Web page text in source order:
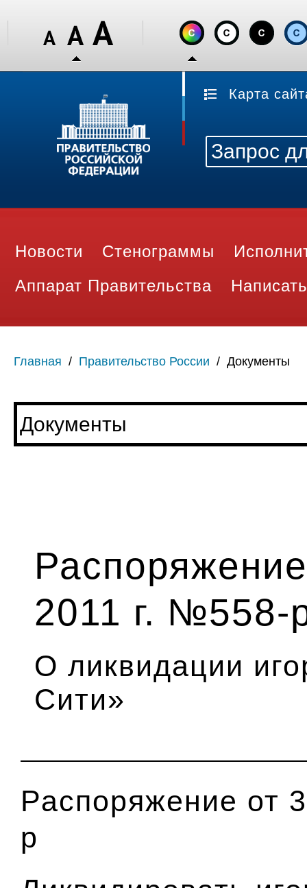
Карта
Новости Стенограммы
Аппарат Правительства
Главная / Правительство России / Документы
2011 г. №558-
О ликвидации
Сити»
Распоряжение от
р